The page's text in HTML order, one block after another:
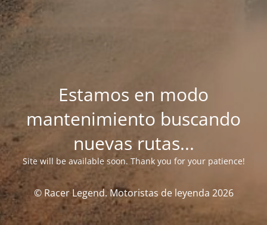
Estamos en modo
mantenimiento buscando
nuevas rutas...
Site will be available soon. Thank you for your patience!
© Racer Legend. Motoristas de leyenda 2026